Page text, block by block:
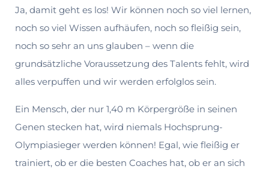
Ja, damit geht es los! Wir können noch so viel lernen,
noch so viel Wissen aufhäufen, noch so fleißig sein,
noch so sehr an uns glauben – wenn die
grundsätzliche Voraussetzung des Talents fehlt, wird
alles verpuffen und wir werden erfolglos sein.
Ein Mensch, der nur 1,40 m Körpergröße in seinen
Genen stecken hat, wird niemals Hochsprung-
Olympiasieger werden können! Egal, wie fleißig er
trainiert, ob er die besten Coaches hat, ob er an sich